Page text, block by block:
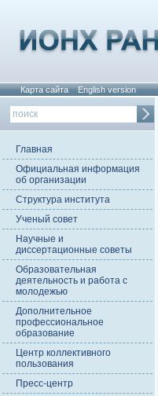
Карта сайта English version
Главная
Официальная информация
об организации
Структура института
Ученый совет
Научные и
диссертационные советы
Образовательная
деятельность и работа с
молодежью
Дополнительное
профессиональное
образование
Центр коллективного
пользования
Пресс-центр